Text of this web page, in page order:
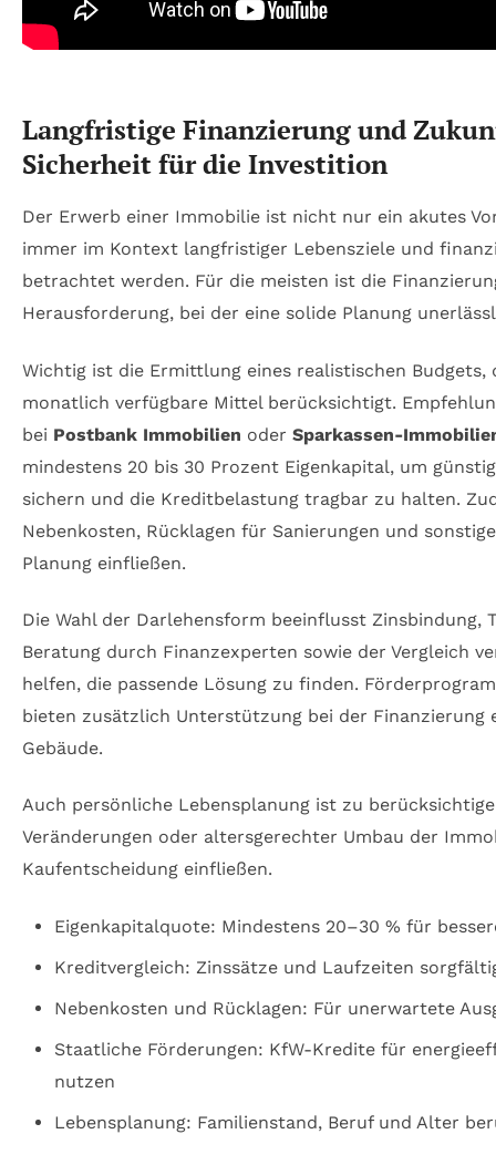
Langfristige Finanzierung und
Sicherheit für die Investition
Der Erwerb einer Immobilie ist nicht nur ein akutes
immer im Kontext langfristiger Lebensziele und
betrachtet werden. Für die meisten ist die
Herausforderung, bei der eine solide Planung
Wichtig ist die Ermittlung eines realistischen Budgets,
monatlich verfügbare Mittel berücksichtigt.
bei Postbank Immobilien oder Sparkassen-
mindestens 20 bis 30 Prozent Eigenkapital, um
sichern und die Kreditbelastung tragbar zu halten.
Nebenkosten, Rücklagen für Sanierungen und
Planung einfließen.
Die Wahl der Darlehensform beeinflusst Zinsbindung,
Beratung durch Finanzexperten sowie der Vergleich
helfen, die passende Lösung zu finden.
bieten zusätzlich Unterstützung bei der Finanzierung
Gebäude.
Auch persönliche Lebensplanung ist zu
Veränderungen oder altersgerechter Umbau der
Kaufentscheidung einfließen.
Eigenkapitalquote: Mindestens 20–30 % für
Kreditvergleich: Zinssätze und Laufzeiten
Nebenkosten und Rücklagen: Für unerwartete
Staatliche Förderungen: KfW-Kredite für
nutzen
Lebensplanung: Familienstand, Beruf und Alter